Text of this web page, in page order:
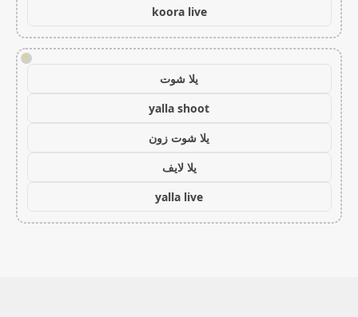
koora live
!
يلا شوت
yalla shoot
يلا شوت زون
يلا لايف
yalla live